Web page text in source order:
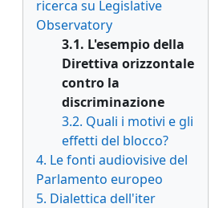
ricerca su Legislative
Observatory
3.1. L'esempio della
Direttiva orizzontale
contro la
discriminazione
3.2. Quali i motivi e gli
effetti del blocco?
4. Le fonti audiovisive del
Parlamento europeo
5. Dialettica dell'iter